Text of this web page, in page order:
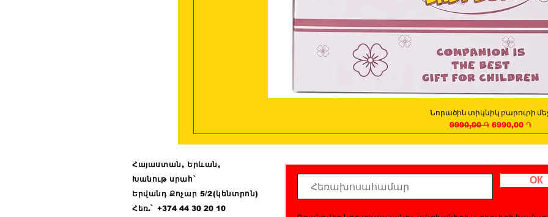
Quick View
Նորածին տիկնիկ բարուրի
Regular Price
9990,00 ֏ Sale Price
6990,00 ֏
Հայաստան, Երևան,
Խանութ սրահ՝
Երվանդ Քոչար 5/2(կենտրոն)
Հեռ.՝ +374 4430 20 10
ОК